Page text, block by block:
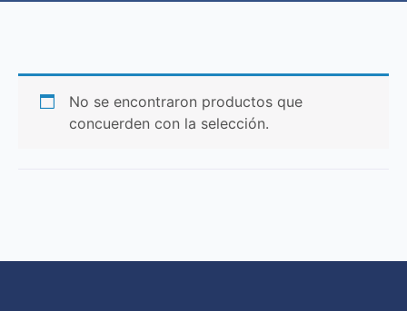
No se encontraron productos que
concuerden con la selección.